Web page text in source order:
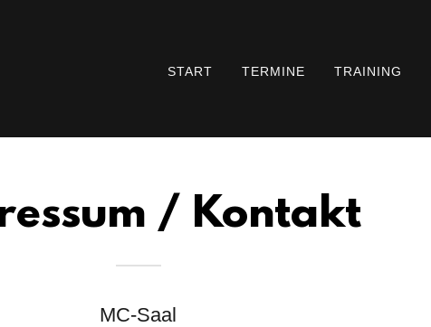
START TERMINE TRAINING
/ Kontakt
MC-Saal